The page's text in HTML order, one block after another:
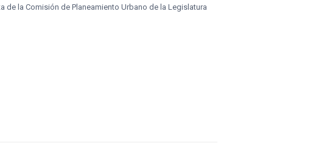
de la Comisión de Planeamiento Urbano de la Legislatura